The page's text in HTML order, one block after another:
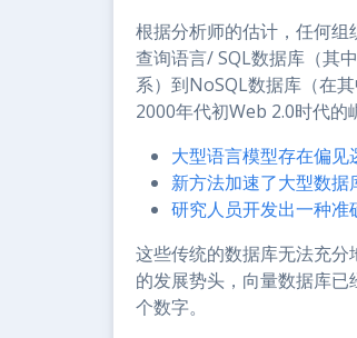
根据分析师的估计，任何
查询语言/ SQL数据库（其
系）到NoSQL数据库（在
2000年代初Web 2.0时代的
大型语言模型存在偏见
新方法加速了大型数据
研究人员开发出一种
这些传统的数据库无法充分
的发展势头，向量数据库
个数字。